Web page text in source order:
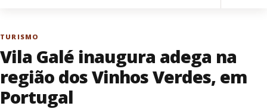
TURISMO
Vila Galé inaugura adega na
região dos Vinhos Verdes, em
Portugal